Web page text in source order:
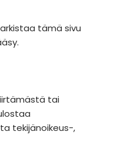
tämä sivu
tai
tekijänoikeus-,